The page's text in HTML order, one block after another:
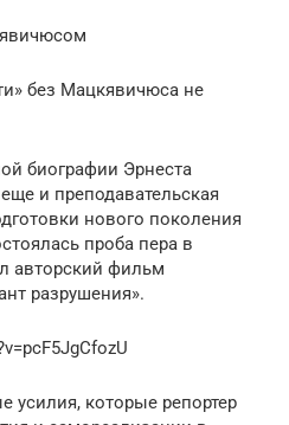
без Мацкявичюса не
биографии Эрнеста
и преподавательская
нового поколения
проба пера в
авторский фильм
разрушения».
усилия, которые репортер